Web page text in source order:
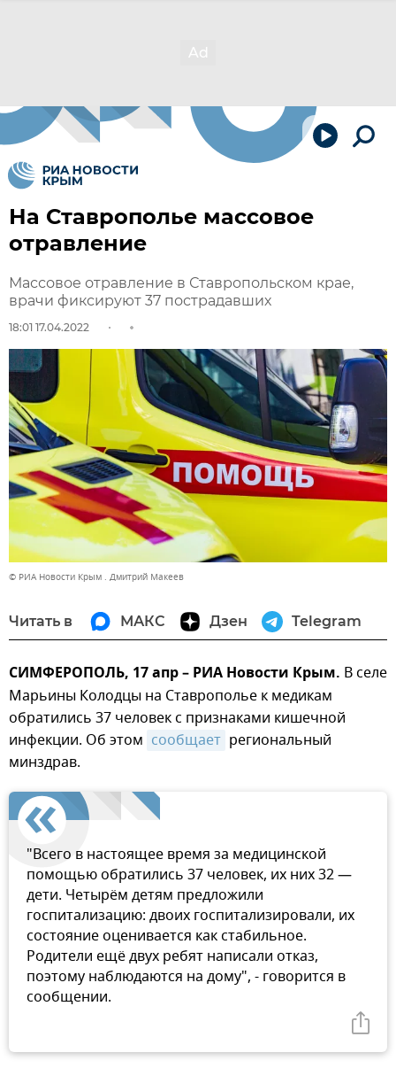
На Ставрополье массовое
отравление
Массовое отравление в Ставропольском крае,
врачи фиксируют 37 пострадавших
18:01 17.04.2022
© РИА Новости Крым . Дмитрий Макеев
Читать в МАКС Дзен Telegram
СИМФЕРОПОЛЬ, 17 апр – РИА Новости Крым. В селе
Марьины Колодцы на Ставрополье к медикам
обратились 37 человек с признаками кишечной
инфекции. Об этом сообщает региональный
минздрав.
"Всего в настоящее время за медицинской
помощью обратились 37 человек, их них 32 —
дети. Четырём детям предложили
госпитализацию: двоих госпитализировали, их
состояние оценивается как стабильное.
Родители ещё двух ребят написали отказ,
поэтому наблюдаются на дому", - говорится в
сообщении.